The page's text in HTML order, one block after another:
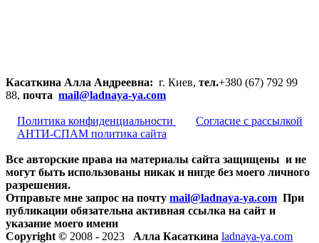
Касаткина Алла Андреевна: г. Киев, тел.+380 (67) 792 99
88, почта mail@ladnaya-ya.com
Политика конфиденциальности
Согласие с рассылкой
АНТИ-СПАМ политика сайта
Все авторские права на материалы сайта защищены и не
могут быть использованы никак и нигде без моего личного
разрешения.
Отправьте мне запрос на почту mail@ladnaya-ya.com При
публикации обязательна активная ссылка на сайт и
указание моего имени
Copyright © 2008 - 2023 Алла Касаткина ladnaya-ya.com